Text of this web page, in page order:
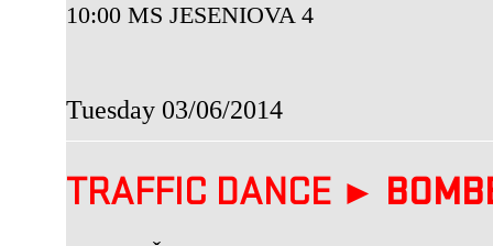
10:00 MS JESENIOVA 4
Tuesday 03/06/2014
TRAFFIC DANCE ►